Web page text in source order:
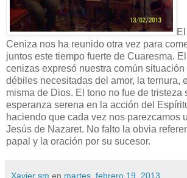
Ceniza nos ha reunido otra vez para
juntos este tiempo fuerte de Cuaresma.
cenizas expresó nuestra común situación
débiles necesitadas del amor, la ternura,
misma de Dios. El tono no fue de tristeza
esperanza serena en la acción del
haciendo que cada vez nos parezcamos
Jesús de Nazaret. No falto la obvia
papal y la oración por su sucesor.
Xavier sm en martes, febrero 19, 2013